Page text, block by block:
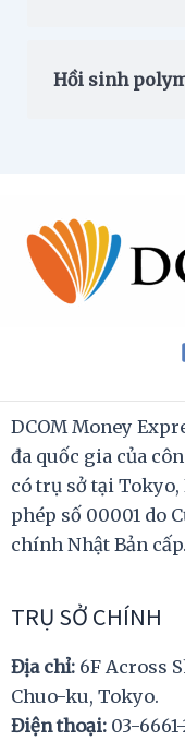
Hồi sinh
DCOM Money
đa quốc gia của
có trụ sở tại Tokyo,
phép số 00001 do
chính Nhật Bản cấp.
TRỤ SỞ CHÍNH
Địa chỉ: 6F Across
Chuo-ku, Tokyo.
Điện thoại: 03-